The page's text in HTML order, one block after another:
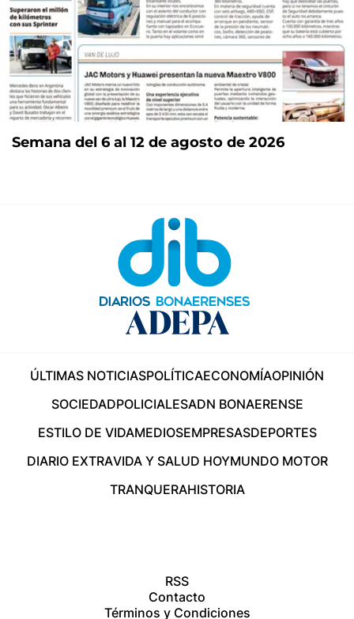
Semana del 6 al 12 de agosto de 2026
ÚLTIMAS NOTICIASPOLÍTICAECONOMÍAOPINIÓN
SOCIEDADPOLICIALESADN BONAERENSE
ESTILO DE VIDAMEDIOSEMPRESASDEPORTES
DIARIO EXTRAVIDA Y SALUD HOYMUNDO MOTOR
TRANQUERAHISTORIA
RSS
Contacto
Términos y Condiciones